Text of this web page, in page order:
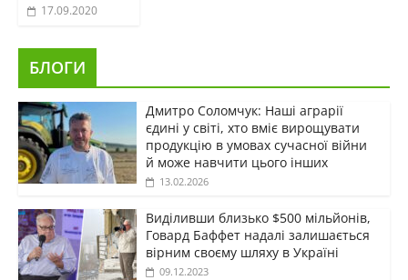
17.09.2020
БЛОГИ
Дмитро Соломчук: Наші аграрії
єдині у світі, хто вміє вирощувати
продукцію в умовах сучасної війни
й може навчити цього інших
13.02.2026
Виділивши близько $500 мільйонів,
Говард Баффет надалі залишається
вірним своєму шляху в Україні
09.12.2023